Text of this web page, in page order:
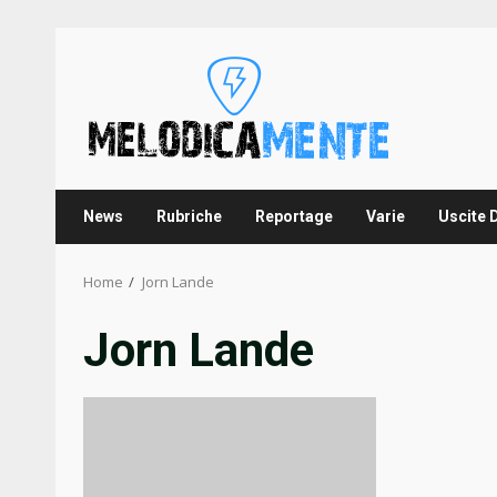
News Rubriche Reportage Varie Uscite
Home Jorn Lande
Jorn Lande